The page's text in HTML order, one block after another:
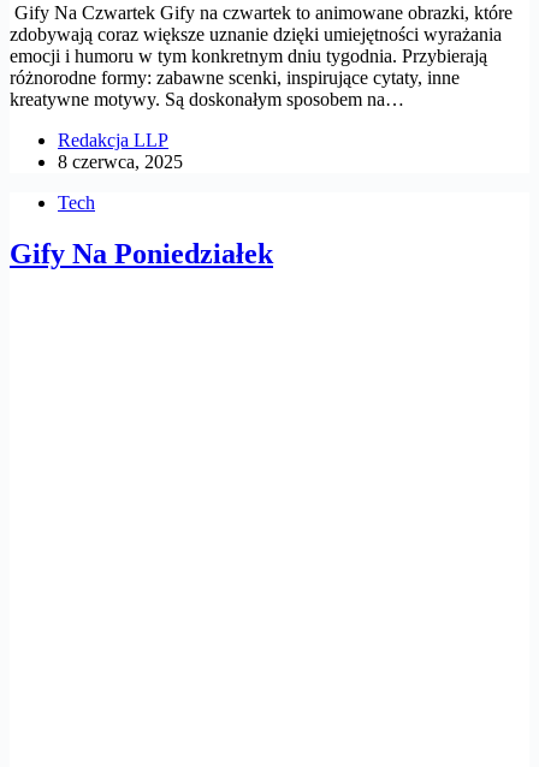
Gify Na Czwartek Gify na czwartek to animowane obrazki, które
zdobywają coraz większe uznanie dzięki umiejętności wyrażania
emocji i humoru w tym konkretnym dniu tygodnia. Przybierają
różnorodne formy: zabawne scenki, inspirujące cytaty, inne
kreatywne motywy. Są doskonałym sposobem na…
Redakcja LLP
8 czerwca, 2025
Tech
Gify Na Poniedziałek